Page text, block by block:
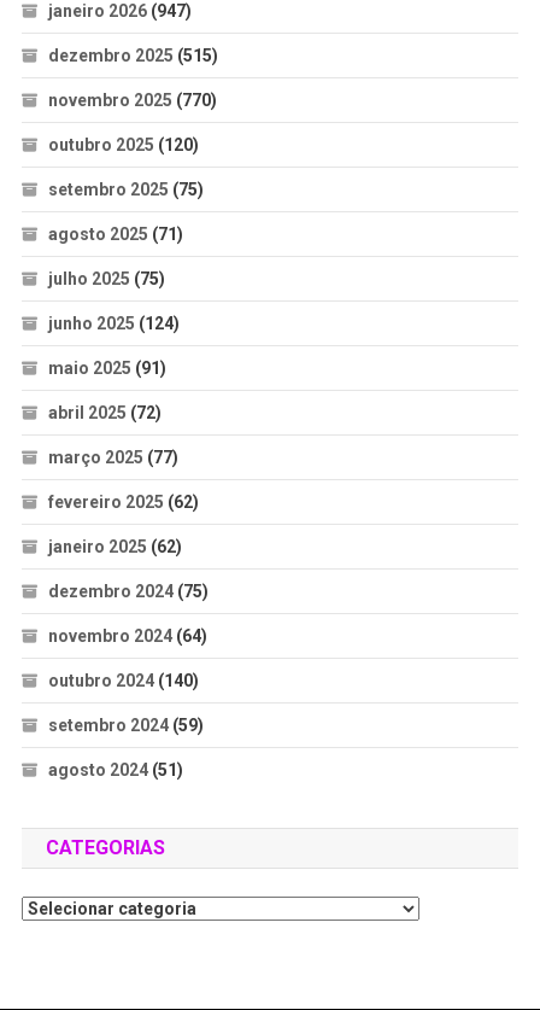
janeiro 2026(947)
dezembro 2025 (515)
novembro 2025 (770)
outubro 2025 (120)
setembro 2025 (75)
agosto 2025 (71)
julho 2025 (75)
junho 2025 (124)
maio 2025 (91)
abril 2025 (72)
março 2025 (77)
fevereiro 2025 (62)
janeiro 2025 (62)
dezembro 2024(75)
novembro 2024(64)
outubro 2024(140)
setembro 2024(59)
agosto 2024(51)
CATEGORIAS